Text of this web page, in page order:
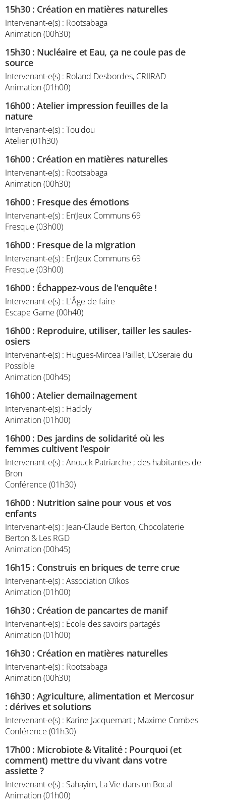
15h30: Création en matières naturelles
Intervenant-e(s) : Rootsabaga
Animation (00h30)
15h30: Nucléaire et Eau, ça ne coule pas de
source
Intervenant-e(s) : Roland Desbordes, CRIIRAD
Animation (01h00)
16h00:Atelier impression feuilles de la
nature
Intervenant-e(s) : Tou'dou
Atelier (01h30)
16h00: Création en matières naturelles
Intervenant-e(s) : Rootsabaga
Animation (00h30)
16h00: Fresque des émotions
Intervenant-e(s) : En’Jeux Communs 69
Fresque (03h00)
16h00: Fresque de la migration
Intervenant-e(s) : En’Jeux Communs 69
Fresque (03h00)
16h00: Échappez-vous de l'enquête !
Intervenant-e(s) : L'Âge de faire
Escape Game (00h40)
16h00: Reproduire, utiliser, tailler les saules-
osiers
Intervenant-e(s) : Hugues-Mircea Paillet, L’Oseraie du
Possible
Animation (00h45)
16h00:Atelier demailnagement
Intervenant-e(s) : Hadoly
Animation (01h00)
16h00: Des jardins de solidarité où les
femmes cultivent l’espoir
Intervenant-e(s) : Anouck Patriarche ; des habitantes de
Bron
Conférence (01h30)
16h00: Nutrition saine pour vous et vos
enfants
Intervenant-e(s) : Jean-Claude Berton, Chocolaterie
Berton & Les RGD
Animation (00h45)
16h15: Construis en briques de terre crue
Intervenant-e(s) : Association Oïkos
Animation (01h00)
16h30: Création de pancartes de manif
Intervenant-e(s) : École des savoirs partagés
Animation (01h00)
16h30: Création en matières naturelles
Intervenant-e(s) : Rootsabaga
Animation (00h30)
16h30:Agriculture, alimentation et Mercosur
: dérives et solutions
Intervenant-e(s) : Karine Jacquemart ; Maxime Combes
Conférence (01h30)
17h00: Microbiote & Vitalité : Pourquoi (et
comment) mettre du vivant dans votre
assiette ?
Intervenant-e(s) : Sahayim, La Vie dans un Bocal
Animation (01h00)